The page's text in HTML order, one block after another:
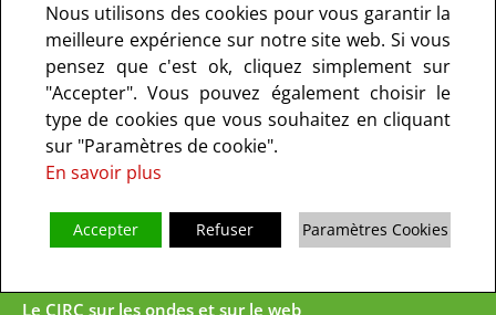
Nom*
Email*
Le CIRC sur les ondes et sur le web
Nous utilisons des cookies pour vous garantir la
meilleure expérience sur notre site web. Si vous
pensez que c'est ok, cliquez simplement sur
"Accepter". Vous pouvez également choisir le
type de cookies que vous souhaitez en cliquant
sur "Paramètres de cookie".
En savoir plus
Accepter Refuser Paramètres Cookies